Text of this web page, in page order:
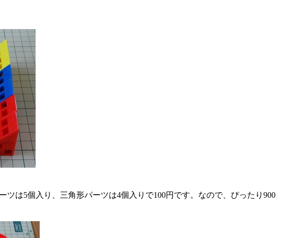
は5個入り、三角形パーツは4個入りで100円です。なので、ぴったり900